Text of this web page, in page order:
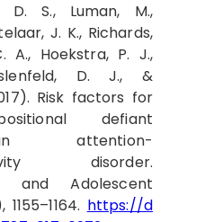
D. S., Luman, M.,
J. K., Richards,
A., Hoekstra, P. J.,
D. J., &
Risk factors for
defiant
attention-
disorder.
and Adolescent
https://d